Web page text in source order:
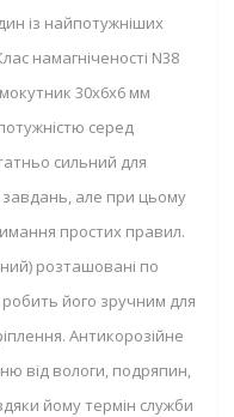
із найпотужніших
намагніченості N38
30х6х6 мм
серед
сильний для
завдань, але при цьому
простих правил.
розташовані по
його зручним для
Антикорозійне
від вологи, подряпин,
йому термін служби